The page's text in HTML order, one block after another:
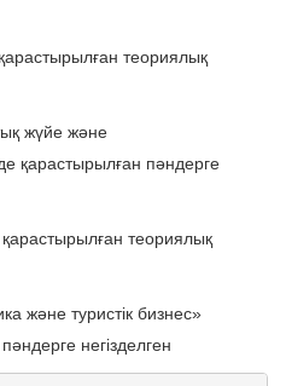
теориялық
жүйе және
қарастырылған пәндерге
қарастырылған теориялық
және туристік бизнес»
негізделген